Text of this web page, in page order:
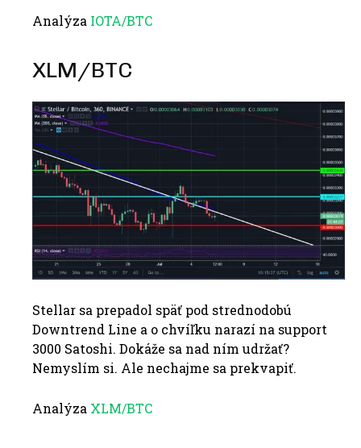
Analýza IOTA/BTC
XLM/BTC
Stellar sa prepadol späť pod strednodobú
Downtrend Line a o chvíľku narazí na support
3000 Satoshi. Dokáže sa nad ním udržať?
Nemyslím si. Ale nechajme sa prekvapiť.
Analýza XLM/BTC